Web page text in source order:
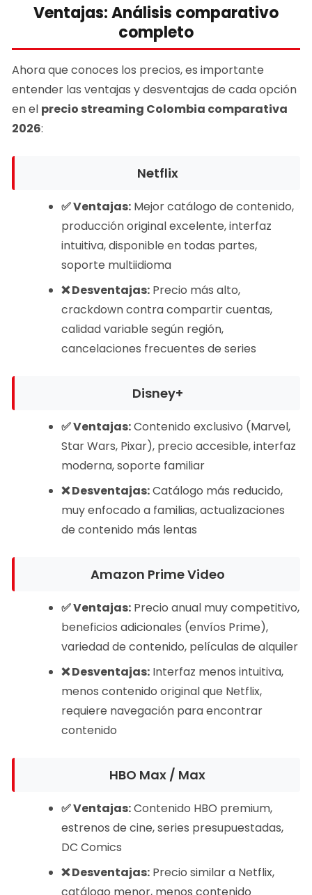
Ventajas: Análisis comparativo
completo
Ahora que conoces los precios, es importante
entender las ventajas y desventajas de cada opción
en el precio streaming Colombia comparativa
2026:
Netflix
✅ Ventajas: Mejor catálogo de contenido,
producción original excelente, interfaz
intuitiva, disponible en todas partes,
soporte multiidioma
❌ Desventajas: Precio más alto,
crackdown contra compartir cuentas,
calidad variable según región,
cancelaciones frecuentes de series
Disney+
✅ Ventajas:Contenido exclusivo (Marvel,
Star Wars, Pixar), precio accesible, interfaz
moderna, soporte familiar
❌ Desventajas:Catálogo más reducido,
muy enfocado a familias, actualizaciones
de contenido más lentas
Amazon Prime Video
✅ Ventajas: Precio anual muy competitivo,
beneficios adicionales (envíos Prime),
variedad de contenido, películas de alquiler
❌ Desventajas: Interfaz menos intuitiva,
menos contenido original que Netflix,
requiere navegación para encontrar
contenido
HBO Max / Max
✅ Ventajas:Contenido HBO premium,
estrenos de cine, series presupuestadas,
DC Comics
❌ Desventajas: Precio similar a Netflix,
catálogo menor, menos contenido